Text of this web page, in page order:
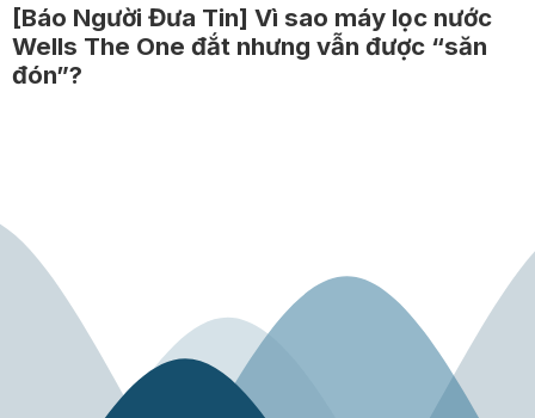
[Báo Người Đưa Tin] Vì sao máy lọc nước
Wells The One đắt nhưng vẫn được “săn
đón”?